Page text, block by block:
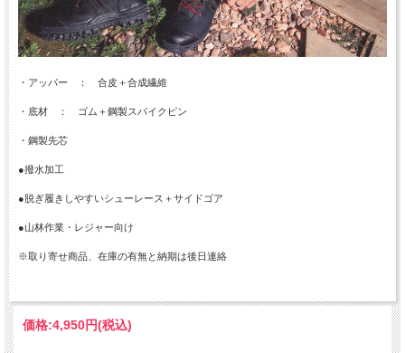
・アッパー ： 合皮＋合成繊維
・底材 ： ゴム＋鋼製スパイクピン
・鋼製先芯
●撥水加工
●脱ぎ履きしやすいシューレース＋サイドゴア
●山林作業・レジャー向け
※取り寄せ商品、在庫の有無と納期は後日連絡
価格:4,950円(税込)